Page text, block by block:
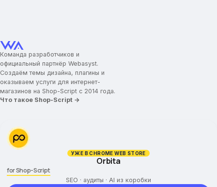
Команда разработчиков и
официальный партнёр Webasyst.
Создаём темы дизайна, плагины и
оказываем услуги для интернет-
магазинов на Shop-Script с 2014 года.
Что такое Shop-Script →
УЖЕ В CHROME WEB STORE
Orbita
for Shop-Script
SEO · аудиты · AI из коробки